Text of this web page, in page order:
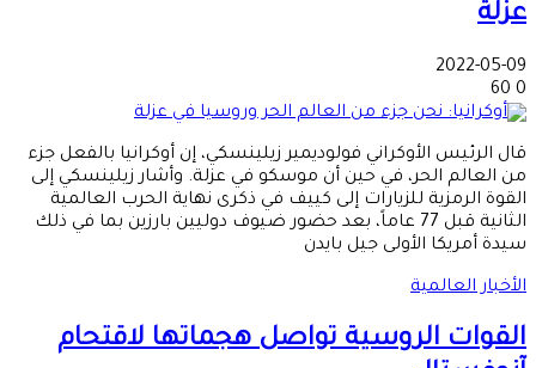
عزلة
2022-05-09
0
قال الرئيس الأوكراني فولوديمير زيلينسكي، إن أوكرانيا بالفعل جزء
من العالم الحر، في حين أن موسكو في عزلة. وأشار زيلينسكي إلى
القوة الرمزية للزيارات إلى كييف في ذكرى نهاية الحرب العالمية
الثانية قبل 77 عاماً، بعد حضور ضيوف دوليين بارزين بما في ذلك
سيدة أمريكا الأولى جيل بايدن
الأخبار العالمية
القوات الروسية تواصل هجماتها لاقتحام